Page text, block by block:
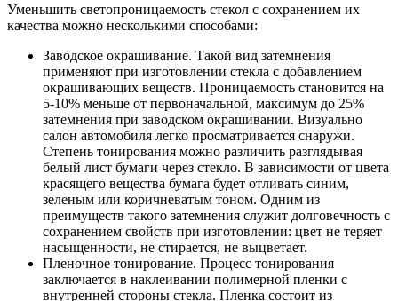
Уменьшить светопроницаемость стекол с сохранением их
качества можно несколькими способами:
Заводское окрашивание. Такой вид затемнения
применяют при изготовлении стекла с добавлением
окрашивающих веществ. Проницаемость становится на
5-10% меньше от первоначальной, максимум до 25%
затемнения при заводском окрашивании. Визуально
салон автомобиля легко просматривается снаружи.
Степень тонирования можно различить разглядывая
белый лист бумаги через стекло. В зависимости от цвета
красящего вещества бумага будет отливать синим,
зеленым или коричневатым тоном. Одним из
преимуществ такого затемнения служит долговечность с
сохранением свойств при изготовлении: цвет не теряет
насыщенности, не стирается, не выцветает.
Пленочное тонирование. Процесс тонирования
заключается в наклеивании полимерной пленки с
внутренней стороны стекла. Пленка состоит из